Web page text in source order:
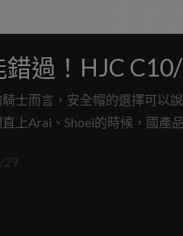
過！HJC
士而言，安全帽的選擇可以
上Arai、Shoei的時候，國產
29